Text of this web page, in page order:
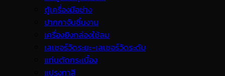
ตู้เครื่องมือช่าง
ปากกาจับชิ้นงาน
เครื่องยิงกล่องใช้ลม
เลเซอร์วัดระยะ-เลเซอร์วัดระดับ
แท่นตัดกระเบื้อง
แปรงทาสี